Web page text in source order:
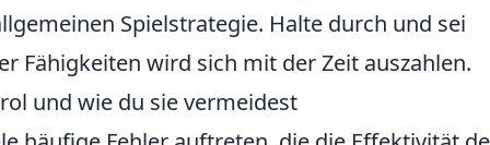
Spielstrategie. Halte durch und sei
Fähigkeiten wird sich mit der Zeit auszahlen.
und wie du sie vermeidest